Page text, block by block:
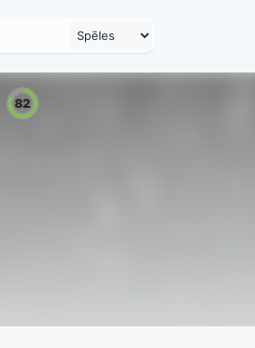
82